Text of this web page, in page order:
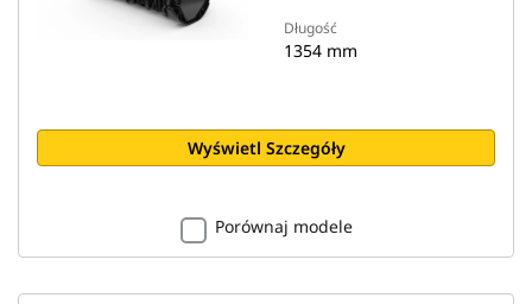
Długość
1354 mm
Wyświetl Szczegóły
Porównaj modele